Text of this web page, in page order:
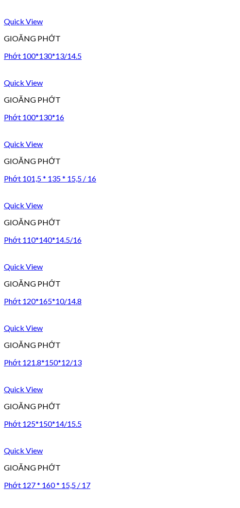
Quick View
GIOĂNG PHỚT
Phớt 100*130*13/14.5
Quick View
GIOĂNG PHỚT
Phớt 100*130*16
Quick View
GIOĂNG PHỚT
Phớt 101,5 * 135 * 15,5 / 16
Quick View
GIOĂNG PHỚT
Phớt 110*140*14.5/16
Quick View
GIOĂNG PHỚT
Phớt 120*165*10/14.8
Quick View
GIOĂNG PHỚT
Phớt 121.8*150*12/13
Quick View
GIOĂNG PHỚT
Phớt 125*150*14/15.5
Quick View
GIOĂNG PHỚT
Phớt 127 * 160 * 15,5 / 17